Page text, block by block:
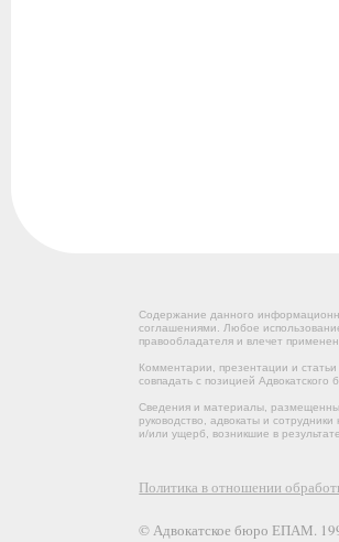
Содержание данного
соглашениями. Любое
правообладателя и влечет
Комментарии, презентации и
совпадать с позицией
Сведения и материалы,
руководство, адвокаты и
и/или ущерб, возникшие в
Политика в отношении
© Адвокатское бюро ЕПАМ.